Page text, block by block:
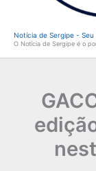
Notícia de Sergipe -
O Notícia de Sergipe é o